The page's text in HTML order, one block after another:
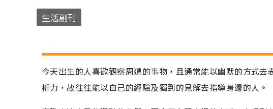
生活副刊
今天出生的人喜歡觀察周遭的事物，且通常能以幽默的方式
析力，故往往能以自己的經驗及獨到的見解去指導身邊的人。